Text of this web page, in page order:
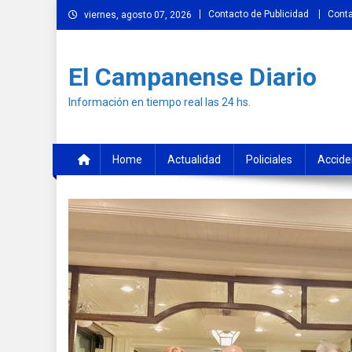
Skip
to
viernes, agosto 07, 2026 Contacto de Publicidad
El Campanense Diario
Información en tiempo real las 24 hs.
Home Actualidad Policiales